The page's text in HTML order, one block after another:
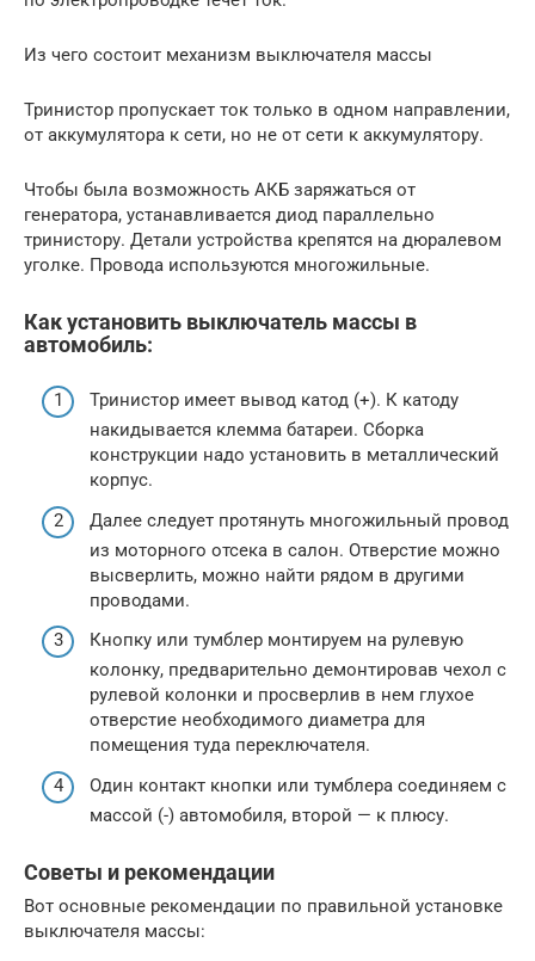
Из чего состоит механизм выключателя массы
Тринистор пропускает ток только в одном направлении,
от аккумулятора к сети, но не от сети к аккумулятору.
Чтобы была возможность АКБ заряжаться от
генератора, устанавливается диод параллельно
тринистору. Детали устройства крепятся на дюралевом
уголке. Провода используются многожильные.
Как установить выключатель массы в
автомобиль:
Тринистор имеет вывод катод (+). К катоду
накидывается клемма батареи. Сборка
конструкции надо установить в металлический
корпус.
Далее следует протянуть многожильный провод
из моторного отсека в салон. Отверстие можно
высверлить, можно найти рядом в другими
проводами.
Кнопку или тумблер монтируем на рулевую
колонку, предварительно демонтировав чехол с
рулевой колонки и просверлив в нем глухое
отверстие необходимого диаметра для
помещения туда переключателя.
Один контакт кнопки или тумблера соединяем с
массой (-) автомобиля, второй — к плюсу.
Советы и рекомендации
Вот основные рекомендации по правильной установке
выключателя массы: